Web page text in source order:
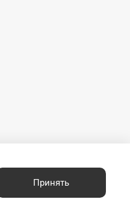
Принять